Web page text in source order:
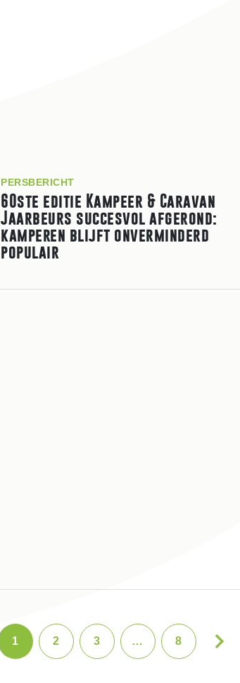
PERSBERICHT
60ste editie Kampeer & Caravan
Jaarbeurs succesvol afgerond:
kamperen blijft on­ver­min­derd
populair
1 2 3 … 8